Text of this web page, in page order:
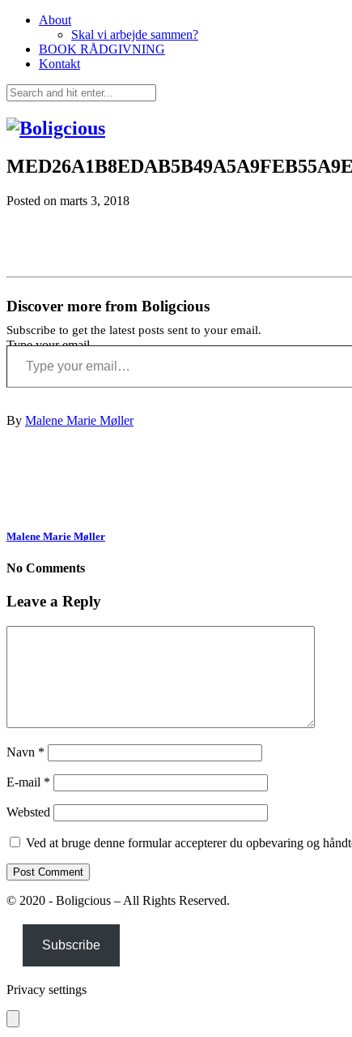
About
Skal vi arbejde sammen?
BOOK RÅDGIVNING
Kontakt
Posted on marts 3, 2018
Discover more from Boligcious
Subscribe to get the latest posts sent to your email.
Type your email…
By Malene Marie Møller
Malene Marie Møller
No Comments
Leave a Reply
Navn *
E-mail *
Websted
Ved at bruge denne formular accepterer du opbevaring og
© 2020 - Boligcious – All Rights Reserved.
Subscribe
Privacy settings